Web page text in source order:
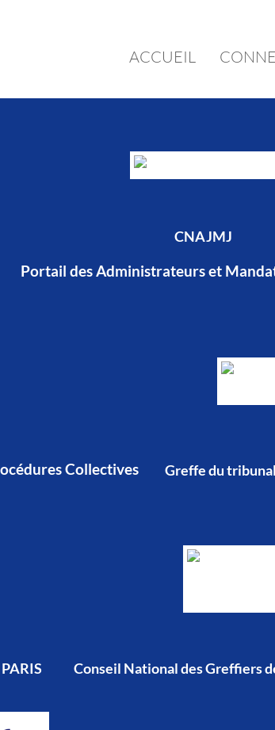
ACCUEIL
CNAJMJ
Portail des Administrateurs et
Collectives Greffe du
Conseil National des Greffiers